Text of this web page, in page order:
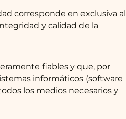
corresponde en exclusiva al
y calidad de la
fiables y que, por
informáticos (software
los medios necesarios y